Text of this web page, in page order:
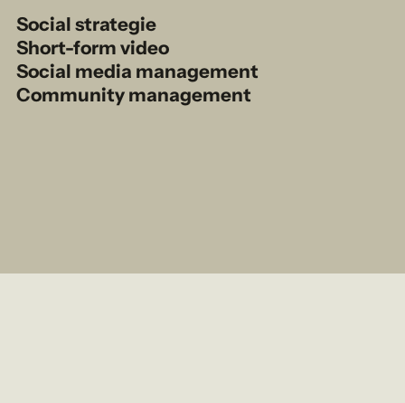
Social strategie
Short-form video
Social media management
Community management